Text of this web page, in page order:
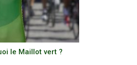
le Maillot vert ?